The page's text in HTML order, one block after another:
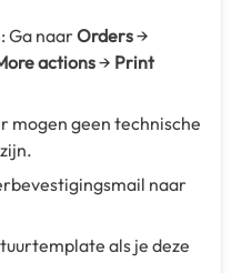
Ga naarOrders→
actions→ Print
mogen geen technische
naar
als je deze